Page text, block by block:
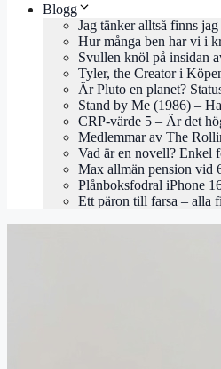
Blogg
Jag tänker alltså finns
Hur många ben har vi i
Svullen knöl på insidan
Tyler, the Creator i
Är Pluto en planet?
Stand by Me (1986) –
CRP-värde 5 – Är det
Medlemmar av The
Vad är en novell? Enkel
Max allmän pension vid
Plånboksfodral iPhone
Ett päron till farsa – alla